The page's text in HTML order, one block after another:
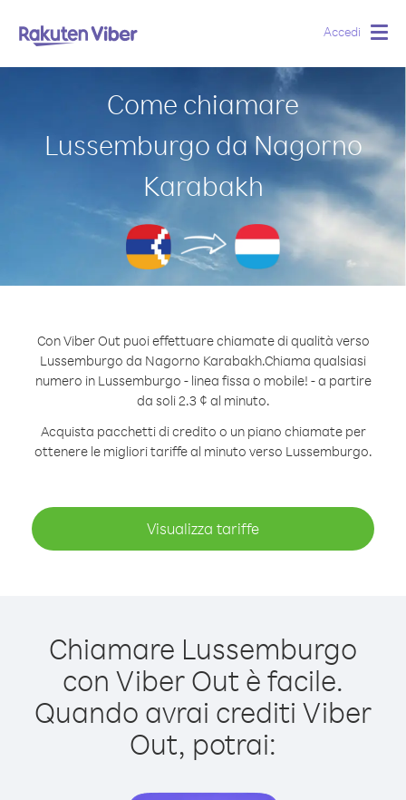
Accedi
Come chiamare
Lussemburgo da Nagorno
Karabakh
Con Viber Out puoi effettuare chiamate di qualità verso
Lussemburgo da Nagorno Karabakh.Chiama qualsiasi
numero in Lussemburgo - linea fissa o mobile! - a partire
da soli 2.3 ¢ al minuto.
Acquista pacchetti di credito o un piano chiamate per
ottenere le migliori tariffe al minuto verso Lussemburgo.
Visualizza tariffe
Chiamare Lussemburgo
con Viber Out è facile.
Quando avrai crediti Viber
Out, potrai: